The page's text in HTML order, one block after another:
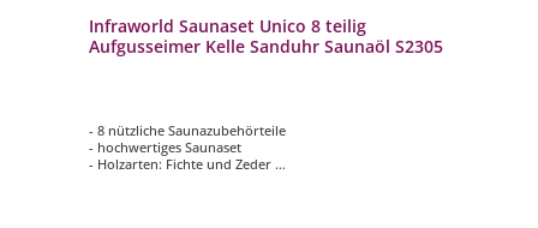
Infraworld Saunaset Unico 8 teilig
Aufgusseimer Kelle Sanduhr Saunaöl S2305
- 8 nützliche Saunazubehörteile
- hochwertiges Saunaset
- Holzarten: Fichte und Zeder